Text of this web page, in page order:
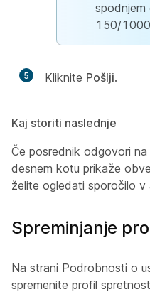
spodnjem
150/
5 Kliknite Pošlji.
Kaj storiti naslednje
Če posrednik odgovori
desnem kotu prikaže
želite ogledati sporočilo v
Spreminjanje
Na strani Podrobnosti o
spremenite profil